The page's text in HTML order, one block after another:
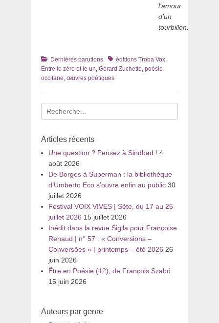
l’amour
d’un
tourbillon.
Catégories
Dernières parutions Tagséditions Troba Vox,
Entre le zéro et le un, Gérard Zuchetto, poésie
occitane, œuvres poétiques
Recherche
pour
Articles récents
Une question ? Pensez à Sindbad ! 4
août 2026
De Borges à Superman : la bibliothèque
d’Umberto Eco s’ouvre enfin au public 30
juillet 2026
Festival VOIX VIVES | Sète, du 17 au 25
juillet 2026 15 juillet 2026
Inédit dans la revue Sigila pour Françoise
Renaud | n° 57 : « Conversions –
Conversões » | printemps – été 2026 26
juin 2026
Être en Poésie (12), de François Szabó
15 juin 2026
Auteurs par genre